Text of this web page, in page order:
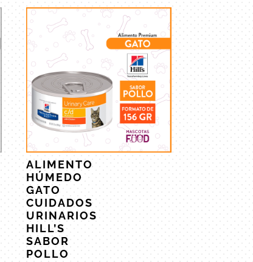
ALIMENTO
HÚMEDO
GATO
CUIDADOS
URINARIOS
HILL’S
SABOR
POLLO